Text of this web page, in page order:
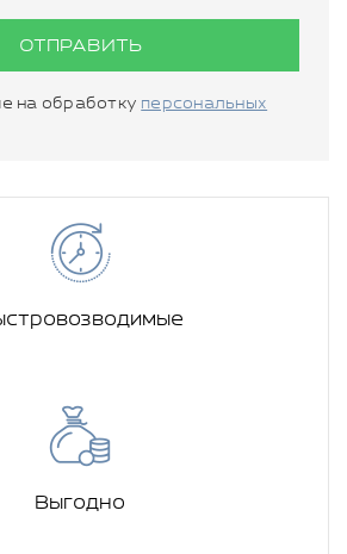
ОТПРАВИТЬ
на обработку персональных
Выгодно